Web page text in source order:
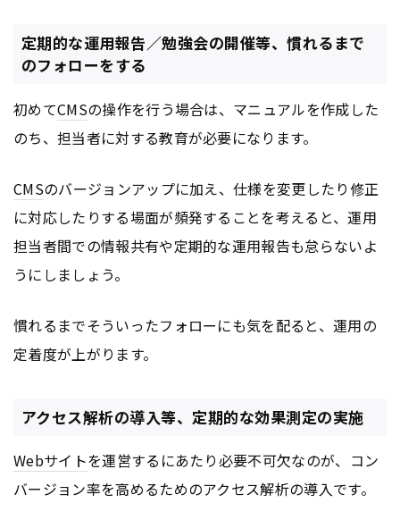
定期的な運用報告／勉強会の開催等、慣れるまで
のフォローをする
初めてCMSの操作を行う場合は、マニュアルを作成した
のち、担当者に対する教育が必要になります。
CMSのバージョンアップに加え、仕様を変更したり修正
に対応したりする場面が頻発することを考えると、運用
担当者間での情報共有や定期的な運用報告も怠らないよ
うにしましょう。
慣れるまでそういったフォローにも気を配ると、運用の
定着度が上がります。
アクセス解析の導入等、定期的な効果測定の実施
Webサイトを運営するにあたり必要不可欠なのが、コン
バージョン率を高めるためのアクセス解析の導入です。